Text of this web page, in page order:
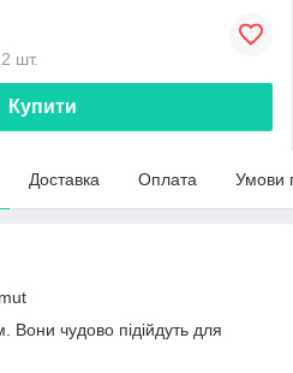
шт.
Купити
Доставка Оплата Умови
Вони чудово підійдуть для